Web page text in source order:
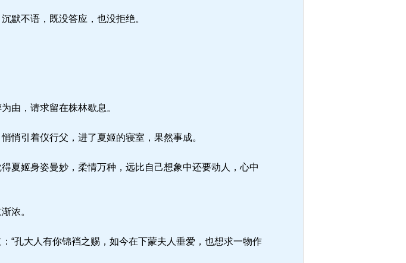
默不语，既没答应，也没拒绝。
由，请求留在株林歇息。
悄引着仪行父，进了夏姬的寝室，果然事成。
夏姬身姿曼妙，柔情万种，远比自己想象中还要动人，心中
浓。
“孔大人有你锦裆之赐，如今在下蒙夫人垂爱，也想求一物作